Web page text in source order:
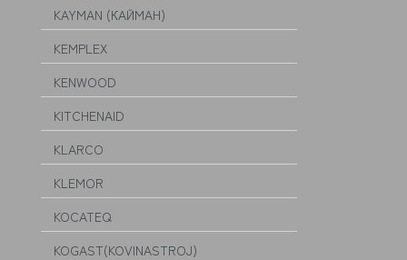
KAYMAN (КАЙМАН)
KEMPLEX
KENWOOD
KITCHENAID
KLARCO
KLEMOR
KOCATEQ
KOGAST(KOVINASTROJ)